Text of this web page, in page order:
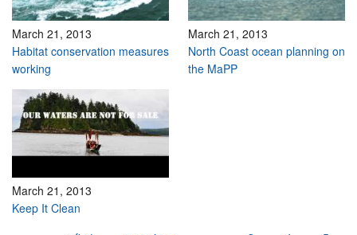
March 21, 2013
Habitat conservation measures
working
March 21, 2013
North Coast ocean planning on
the MaPP
March 21, 2013
Keep It Clean